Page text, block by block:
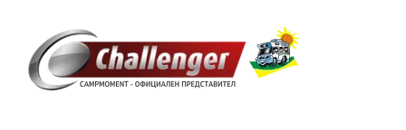
content